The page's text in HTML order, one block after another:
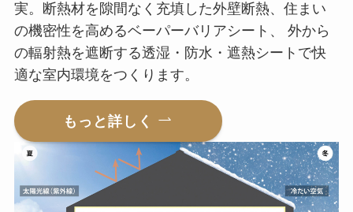
実。断熱材を隙間なく充填した外壁断熱、住まい
の機密性を高めるベーパーバリアシート、 外から
の輻射熱を遮断する透湿・防水・遮熱シートで快
適な室内環境をつくります。
もっと詳しく